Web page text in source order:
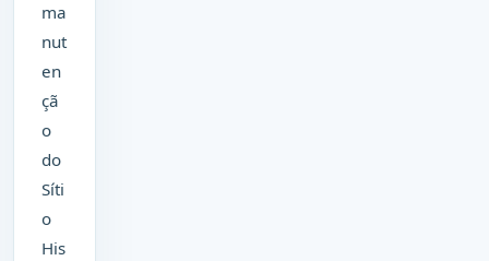
ma
nut
en
çã
o
do
Síti
o
His